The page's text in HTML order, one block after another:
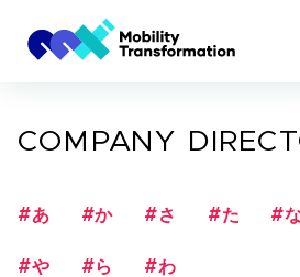
COMPANY
#あ #か #さ #た #
#や #ら #わ